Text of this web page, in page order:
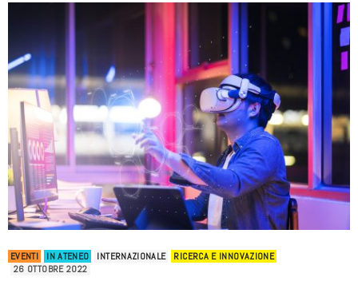
EVENTI IN ATENEO INTERNAZIONALE
RICERCA E INNOVAZIONE
26 OTTOBRE 2022